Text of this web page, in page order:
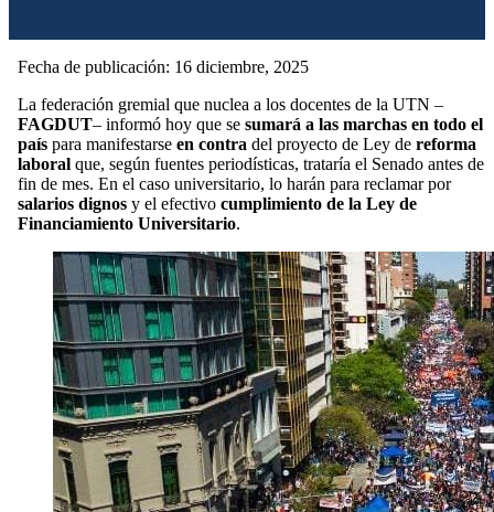
Fecha de publicación: 16 diciembre, 2025
La federación gremial que nuclea a los docentes de la UTN –
FAGDUT– informó hoy que se sumará a las marchas en todo el
país para manifestarse en contra del proyecto de Ley de reforma
laboral que, según fuentes periodísticas, trataría el Senado antes de
fin de mes. En el caso universitario, lo harán para reclamar por
salarios dignos y el efectivo cumplimiento de la Ley de
Financiamiento Universitario.